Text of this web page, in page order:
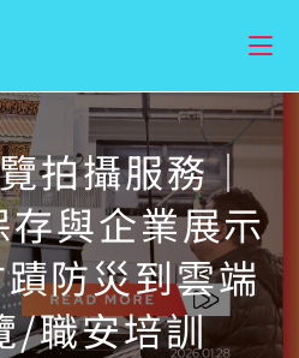
拍攝服務｜
存與企業展示
防災到雲端
/職安培訓